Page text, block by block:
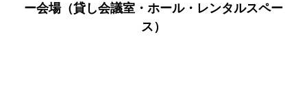
ー会場（貸し会議室・ホール・レンタルスペー
ス）